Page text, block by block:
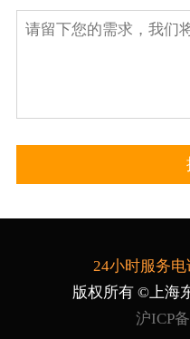
24小时服务电
版权所有 ©上海
沪ICP